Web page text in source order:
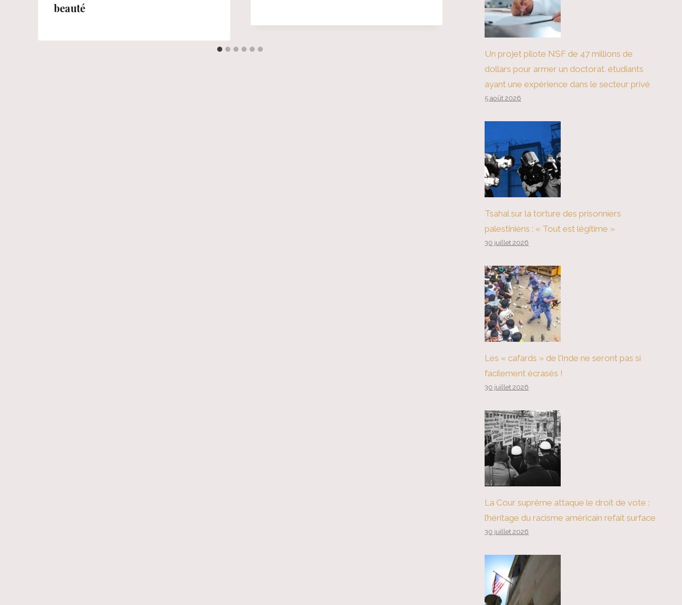
beauté
Un projet pilote NSF de 47 millions de
dollars pour armer un doctorat. étudiants
ayant une expérience dans le secteur privé
5 août 2026
Tsahal sur la torture des prisonniers
palestiniens : « Tout est légitime »
30 juillet 2026
Les « cafards » de l’Inde ne seront pas si
facilement écrasés !
30 juillet 2026
La Cour suprême attaque le droit de vote :
l’héritage du racisme américain refait surface
30 juillet 2026